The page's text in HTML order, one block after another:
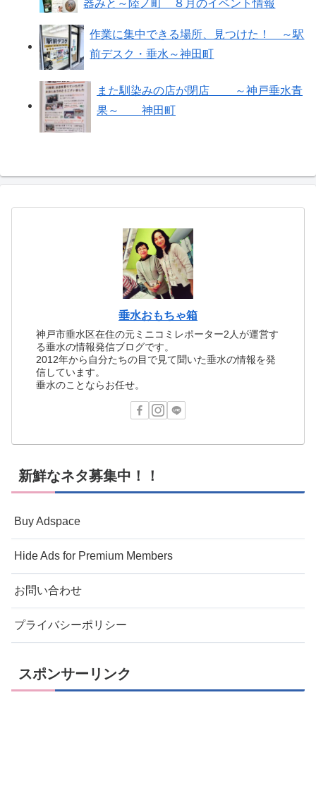
器みと～陸ノ町 ８月のイベント情報
作業に集中できる場所、見つけた！ ～駅
前デスク・垂水～神田町
また馴染みの店が閉店 ～神戸垂水青
果～ 神田町
垂水おもちゃ箱
神戸市垂水区在住の元ミニコミレポーター2人が運営す
る垂水の情報発信ブログです。
2012年から自分たちの目で見て聞いた垂水の情報を発
信しています。
垂水のことならお任せ。
新鮮なネタ募集中！！
Buy Adspace
Hide Ads for Premium Members
お問い合わせ
プライバシーポリシー
スポンサーリンク